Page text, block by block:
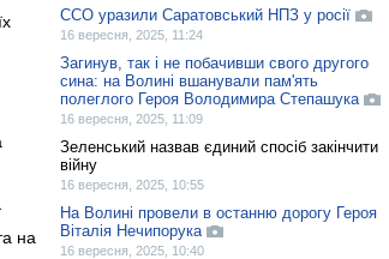
на
ССО уразили Саратовський НПЗ у росії
16 вересня, 2025, 11:24
Загинув, так і не побачивши свого другого
сина: на Волині вшанували пам'ять
полеглого Героя Володимира Степашука
16 вересня, 2025, 11:09
Зеленський назвав єдиний спосіб закінчити
війну
16 вересня, 2025, 10:55
На Волині провели в останню дорогу Героя
Віталія Нечипорука
16 вересня, 2025, 10:40